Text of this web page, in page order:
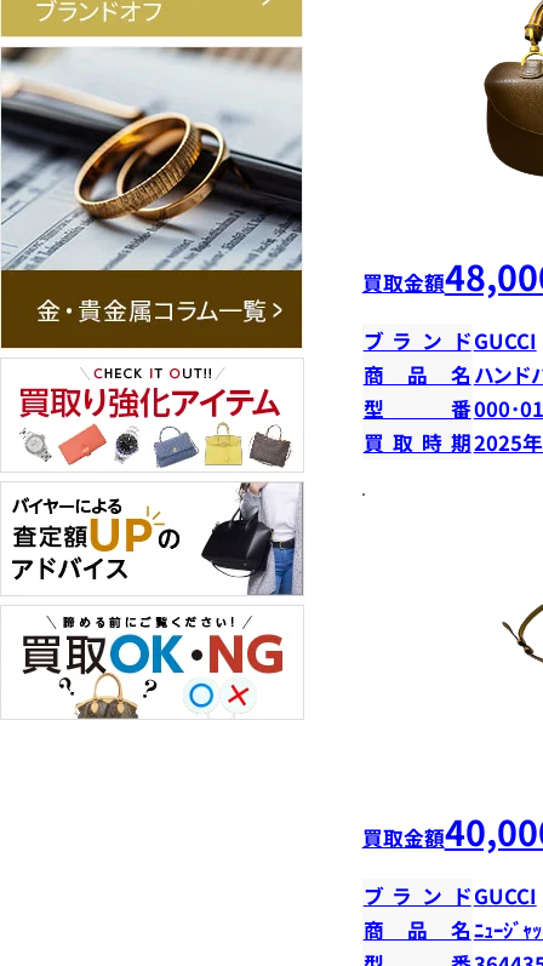
買取金額
ブランドGUCCI
商品名 ハンド
型番000･
買取時期2025
買取金額
ブランドGUCCI
商品名ﾆｭｰｼﾞｬ